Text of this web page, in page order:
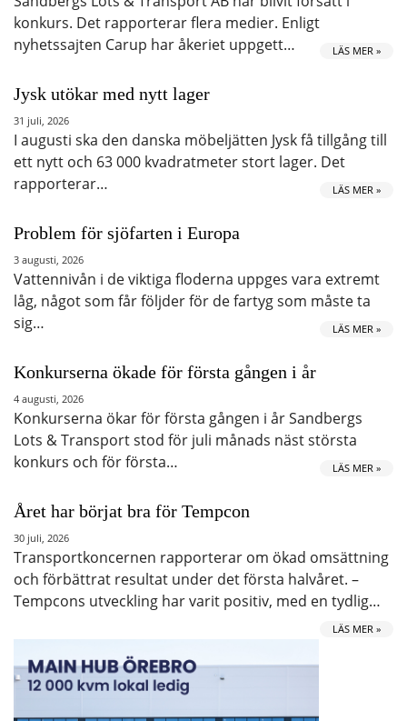
konkurs. Det rapporterar flera medier. Enligt
nyhetssajten Carup har åkeriet uppgett…
LÄS MER »
Jysk utökar med nytt lager
31 juli, 2026
I augusti ska den danska möbeljätten Jysk få tillgång till
ett nytt och 63 000 kvadratmeter stort lager. Det
rapporterar…
LÄS MER »
Problem för sjöfarten i Europa
3 augusti, 2026
Vattennivån i de viktiga floderna uppges vara extremt
låg, något som får följder för de fartyg som måste ta
sig…
LÄS MER »
Konkurserna ökade för första gången i år
4 augusti, 2026
Konkurserna ökar för första gången i år Sandbergs
Lots & Transport stod för juli månads näst största
konkurs och för första…
LÄS MER »
Året har börjat bra för Tempcon
30 juli, 2026
Transportkoncernen rapporterar om ökad omsättning
och förbättrat resultat under det första halvåret. –
Tempcons utveckling har varit positiv, med en tydlig…
LÄS MER »